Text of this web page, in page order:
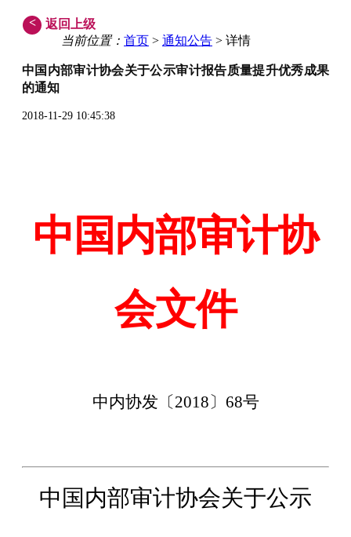
<
返回上级
当前位置： 首页 > 通知公告 > 详情
中国内部审计协会关于公示审计报告质量提升优秀成果
的通知
2018-11-29 10:45:38
中国内部审计协
会文件
中内协发〔2018〕 68号
中国内部审计协会关于公示